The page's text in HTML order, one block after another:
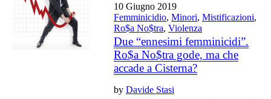
10 Giugno 2019
Femminicidio,Minori,Mistificazioni,
Ro$a No$tra,Violenza
Due “ennesimi femminicidi”.
Ro$a No$tra gode, ma che
accade a Cisterna?
byDavide Stasi